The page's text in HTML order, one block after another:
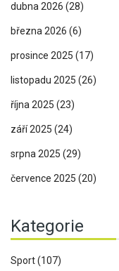
dubna 2026 (28)
března 2026 (6)
prosince 2025 (17)
listopadu 2025 (26)
října 2025 (23)
září 2025 (24)
srpna 2025 (29)
července 2025 (20)
Kategorie
Sport(107)